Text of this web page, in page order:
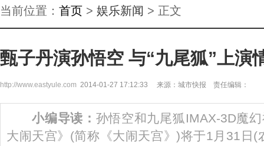
当前位置： 首页 > 娱乐新闻 > 正文
甄子丹演孙悟空 与“九尾狐”上演
http://www.eastyule.com 2014-01-27 17:12:33 来源：城市快报 责任编辑：
小编导读： 孙悟空和九尾狐IMAX-3D魔
大闹天宫》(简称《大闹天宫》)将于1月31日(